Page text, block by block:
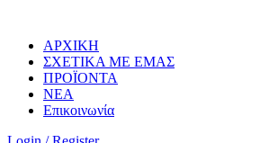
ΑΡΧΙΚΗ
ΣΧΕΤΙΚΑ ΜΕ ΕΜΑΣ
ΠΡΟΪΟΝΤΑ
ΝΕΑ
Επικοινωνία